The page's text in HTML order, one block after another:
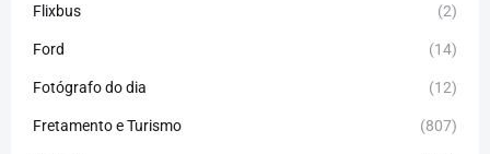
Flixbus (2)
Ford (14)
Fotógrafo do dia (12)
Fretamento e Turismo (807)